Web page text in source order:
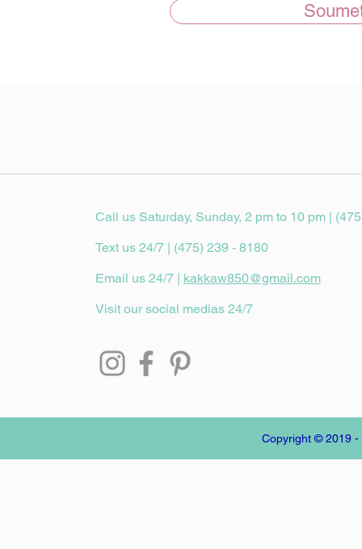
Call us Saturday, Sunday, 2 pm to 10 pm |
Text us 24/7 | (475) 239 - 8180
Email us 24/7 | kakkaw850@gmail.com
Visit our social medias 24/7
Copyright © 2019 -